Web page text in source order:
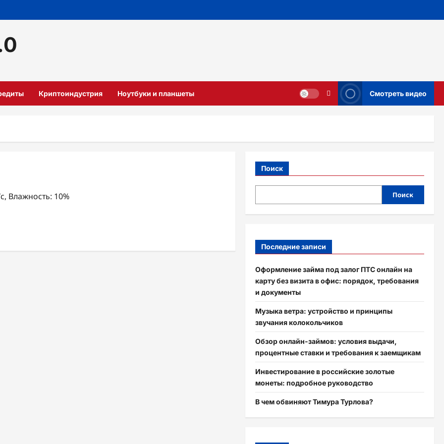
Криптоиндустрия Ноутбуки и планшеты Смотреть видео
Влажность: 10%
Поиск
Поиск
Последние записи
Оформление займа под залог ПТС онлайн на
карту без визита в офис: порядок, требования
и документы
Музыка ветра: устройство и принципы
звучания колокольчиков
Обзор онлайн-займов: условия выдачи,
процентные ставки и требования к заемщикам
Инвестирование в российские золотые
монеты: подробное руководство
В чем обвиняют Тимура Турлова?